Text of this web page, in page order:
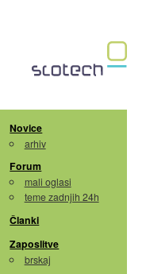
Novice
arhiv
Forum
mali oglasi
teme zadnjih 24h
Članki
Zaposlitve
brskaj